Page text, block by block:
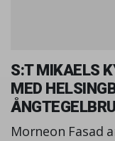
S:T MIKAELS
MED
Morneon Fasad